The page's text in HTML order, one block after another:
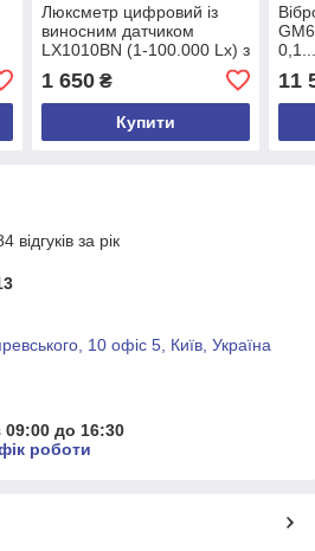
Люксметр цифровий із
виносним датчиком
LX1010BN (1-100.000 Lx) з
вимірювань
1 650₴
Купити
11
за рік
10 офіс 5, Київ, Україна
09:00 до 16:30
роботи